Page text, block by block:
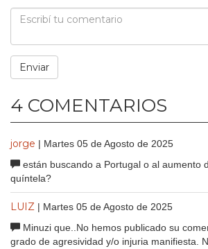
4 COMENTARIOS
jorge | Martes 05 de Agosto de 2025
están buscando a Portugal o al aumento
quíntela?
LUIZ | Martes 05 de Agosto de 2025
Minuzi que..No hemos publicado su
grado de agresividad y/o injuria manifiesta.